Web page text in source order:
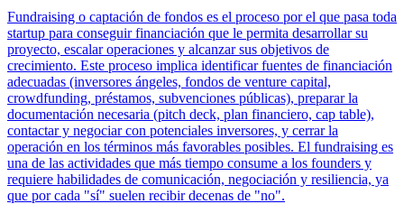
Fundraising o captación de fondos es el proceso por el que pasa toda
startup para conseguir financiación que le permita desarrollar su
proyecto, escalar operaciones y alcanzar sus objetivos de
crecimiento. Este proceso implica identificar fuentes de financiación
adecuadas (inversores ángeles, fondos de venture capital,
crowdfunding, préstamos, subvenciones públicas), preparar la
documentación necesaria (pitch deck, plan financiero, cap table),
contactar y negociar con potenciales inversores, y cerrar la
operación en los términos más favorables posibles. El fundraising es
una de las actividades que más tiempo consume a los founders y
requiere habilidades de comunicación, negociación y resiliencia, ya
que por cada "sí" suelen recibir decenas de "no".